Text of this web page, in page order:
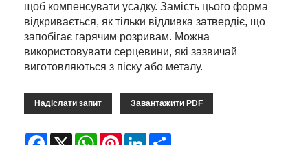
щоб компенсувати усадку. Замість цього форма
відкривається, як тільки відливка затвердіє, що
запобігає гарячим розривам. Можна
використовувати серцевини, які зазвичай
виготовляються з піску або металу.
Надіслати запит Завантажити PDF
Facebook
X WhatsAppPinterestLinkedIn